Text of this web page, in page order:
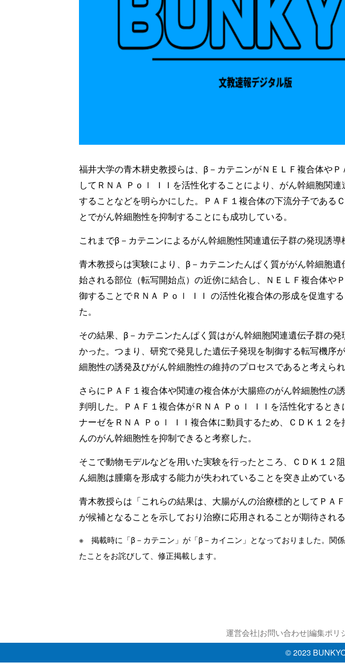
福井大学の青木耕史教授らは、β－カテニンがＮＥＬＦ複合体や
してＲＮＡ Ｐｏｌ ＩＩを活性化することにより、がん幹細胞関
することなどを明らかにした。ＰＡＦ１複合体の下流分子である
とでがん幹細胞性を抑制することにも成功している。
これまでβ－カテニンによるがん幹細胞性関連遺伝子群の発現誘導
青木教授らは実験により、β－カテニンたんぱく質ががん幹細胞
始される部位（転写開始点）の近傍に結合し、ＮＥＬＦ複合体や
御することでＲＮＡ Ｐｏｌ ＩＩ の活性化複合体の形成を促進す
た。
その結果、β－カテニンたんぱく質はがん幹細胞関連遺伝子群の
かった。つまり、研究で発見した遺伝子発現を制御する転写機序
細胞性の誘発及びがん幹細胞性の維持のプロセスであると考えられ
さらにＰＡＦ１複合体や関連の複合体が大腸癌のがん幹細胞性の
判明した。ＰＡＦ１複合体がＲＮＡ Ｐｏｌ ＩＩを活性化すると
ナーゼをＲＮＡ Ｐｏｌ ＩＩ複合体に動員するため、ＣＤＫ１２
んのがん幹細胞性を抑制できると考察した。
そこで動物モデルなどを用いた実験を行ったところ、ＣＤＫ１２
ん細胞は腫瘍を形成する能力が失われていることを突き止めている
青木教授らは「これらの結果は、大腸がんの治療標的としてＰＡ
が候補となることを示しており治療に応用されることが期待される
※ 掲載時に「β－カテニン」が「β－カイニン」となっておりました。関
たことをお詫びして、修正掲載します。
運営会社|お問い合わせ|編集ポリ
© 2023